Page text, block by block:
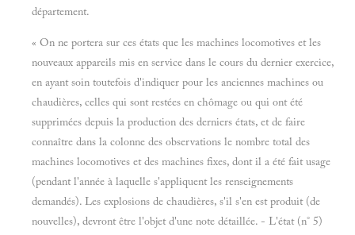
département.
« On ne portera sur ces états que les machines locomotives et les
nouveaux appareils mis en service dans le cours du dernier exercice,
en ayant soin toutefois d'indiquer pour les anciennes machines ou
chaudières, celles qui sont restées en chômage ou qui ont été
supprimées depuis la production des derniers états, et de faire
connaître dans la colonne des observations le nombre total des
machines locomotives et des machines fixes, dont il a été fait usage
(pendant l'année à laquelle s'appliquent les renseignements
demandés). Les explosions de chaudières, s'il s'en est produit (de
nouvelles), devront être l'objet d'une note détaillée. - L'état (n° 5)